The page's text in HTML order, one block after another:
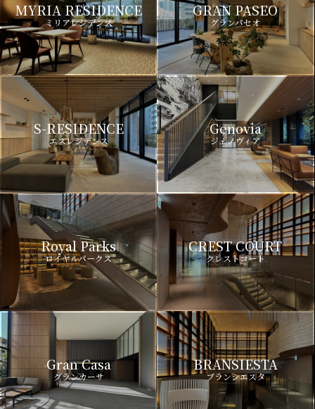
MYRIA RESIDENCE
ミリアレジデンス
GRAN PASEO
グランパセオ
S-RESIDENCE
エスレジデンス
Genovia
ジェノヴィア
Royal Parks
ロイヤルパークス
CREST COURT
クレストコート
Gran Casa
グランカーサ
BRANSIESTA
ブランシエスタ